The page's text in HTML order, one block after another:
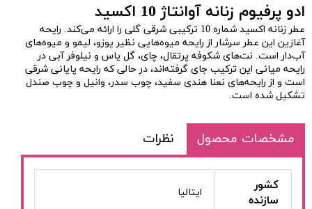
ادو پرفیوم زنانه آوانتاژ 10 اکسید
عطر زنانه اکسید شماره 10 ترکیبی شرقی گلی را ارائه می‌کند. رایحه
آغازین این عطر سرشار از رایحه میوه‌هایی نظیر یوزو، لیمو و میوه‌های
آب‌دار است. نت‌های شکوفه پرتقال، چای، گل یاس و نیلوفر آبی در
رایحه میانی این ترکیب جای گرفته‌اند، در حالی که رایحه پایانی شرقی
است و از رایحه‌های نعنا هندی سفید، چوب سدر، وانیل و چوب صندل
تشکیل شده است.
مشخصات محصول نظرات
کشور
سازنده
ایتالیا